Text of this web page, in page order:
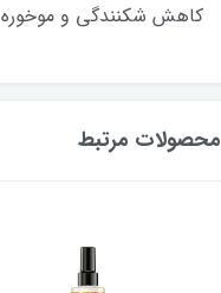
کاهش شکنندگی و موخوره
محصولات مرتبط